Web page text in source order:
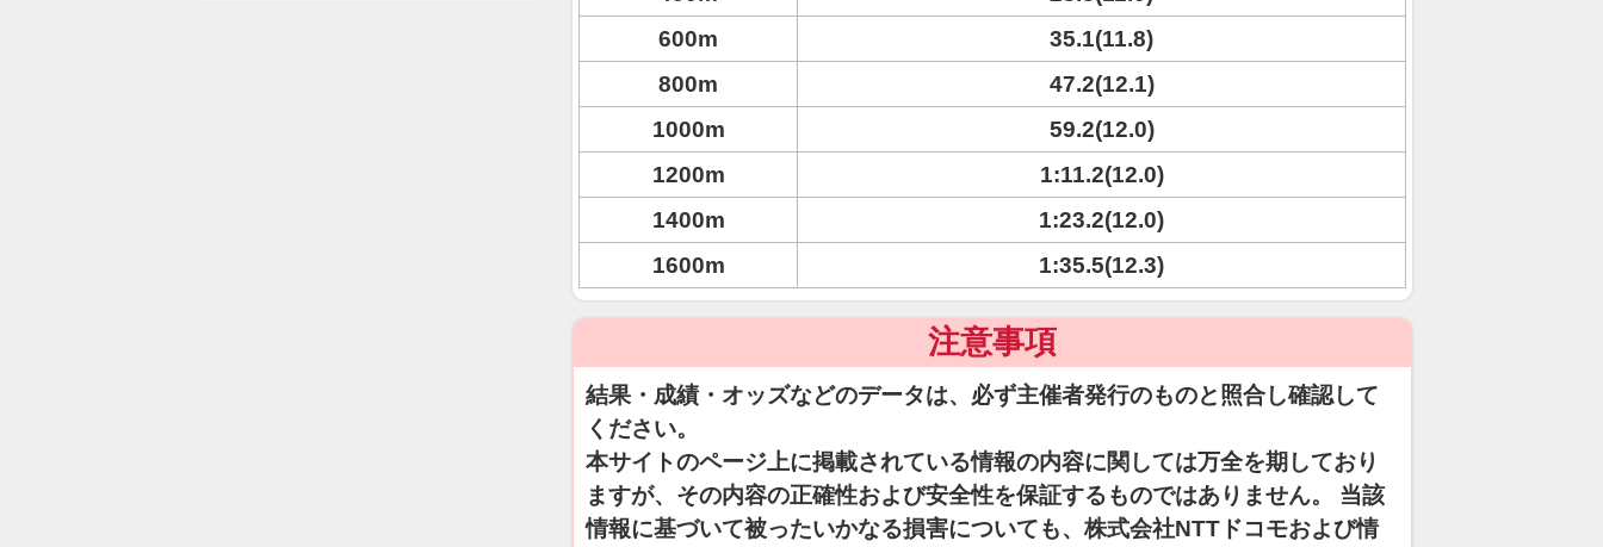
600m
35.1(11.8)
800m
47.2(12.1)
1000m
59.2(12.0)
1200m
1:11.2(12.0)
1400m
1:23.2(12.0)
1600m
1:35.5(12.3)
注意事項
結果・成績・オッズなどのデータは、必ず主催者発行のものと照合し確認して
ください。
本サイトのページ上に掲載されている情報の内容に関しては万全を期しており
ますが、その内容の正確性および安全性を保証するものではありません。 当該
情報に基づいて被ったいかなる損害についても、株式会社NTTドコモおよび情